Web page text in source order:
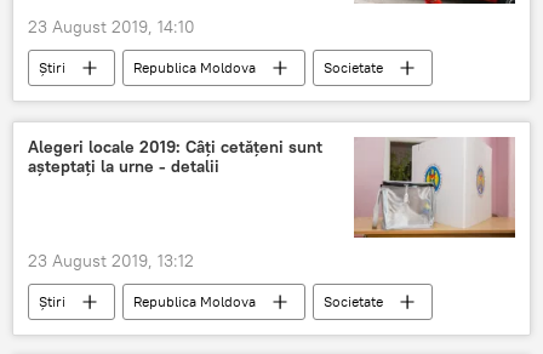
23 August 2019, 14:10
Știri Republica Moldova
Societate
MAI
Raed Arafat
SMURD
Serviciul 112
Intervenţie
Alegeri locale 2019: Câți cetățeni sunt
așteptați la urne - detalii
23 August 2019, 13:12
Știri Republica Moldova
Societate
CEC
Politică
alegeri locale 2019